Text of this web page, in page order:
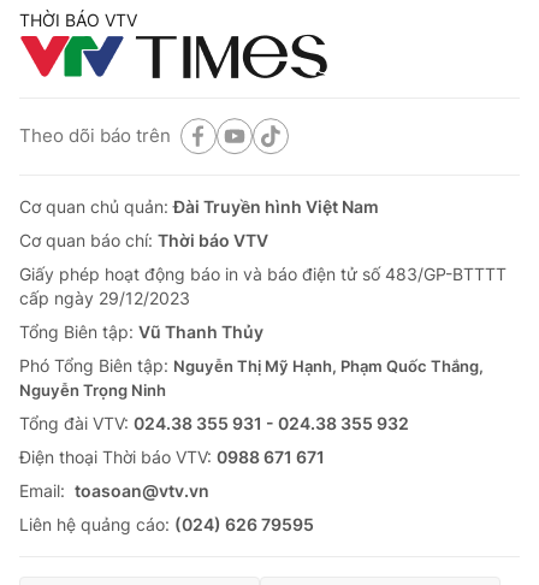
THỜI BÁO VTV
Theo dõi báo trên
Cơ quan chủ quản:Đài Truyền hình Việt Nam
Cơ quan báo chí: Thời báo VTV
Giấy phép hoạt động báo in và báo điện tử số 483/GP-BTTTT
cấp ngày 29/12/2023
Tổng Biên tập: Vũ Thanh Thủy
Phó Tổng Biên tập: Nguyễn Thị Mỹ Hạnh, Phạm Quốc Thắng,
Nguyễn Trọng Ninh
Tổng đài VTV: 024.38 355 931 - 024.38 355 932
Ðiện thoại Thời báo VTV: 0988 671 671
Email: toasoan@vtv.vn
Liên hệ quảng cáo: (024) 626 79595